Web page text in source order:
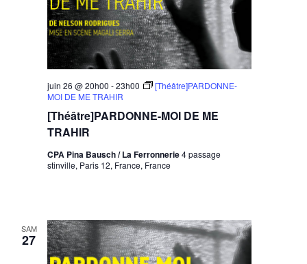
[Théâtre]PARDONNE-MOI DE ME
TRAHIR
juin 26 @ 20h00 -23h00
[Théâtre]PARDONNE-
MOI DE ME TRAHIR
CPA Pina Bausch / La Ferronnerie4 passage
stinville, Paris 12, France, France
SAM
27